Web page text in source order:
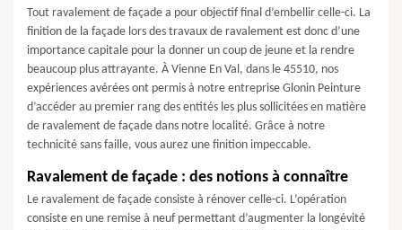
Tout ravalement de façade a pour objectif final d’embellir celle-ci. La
finition de la façade lors des travaux de ravalement est donc d’une
importance capitale pour la donner un coup de jeune et la rendre
beaucoup plus attrayante. À Vienne En Val, dans le 45510, nos
expériences avérées ont permis à notre entreprise Glonin Peinture
d’accéder au premier rang des entités les plus sollicitées en matière
de ravalement de façade dans notre localité. Grâce à notre
technicité sans faille, vous aurez une finition impeccable.
Ravalement de façade : des notions à connaître
Le ravalement de façade consiste à rénover celle-ci. L’opération
consiste en une remise à neuf permettant d’augmenter la longévité